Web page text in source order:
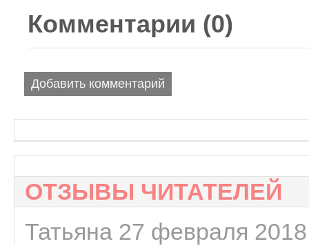
Комментарии (0)
Добавить комментарий
ОТЗЫВЫ ЧИТАТЕЛЕЙ
Татьяна 27 февраля